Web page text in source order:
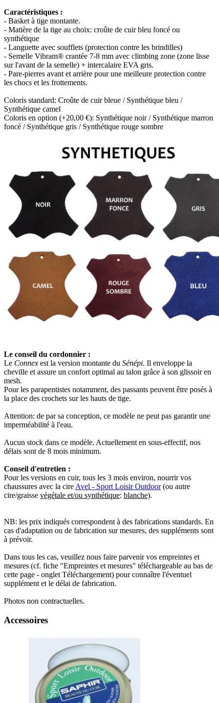
Caractéristiques :
- Basket à tige montante.
- Matière de la tige au choix: croûte de cuir bleu foncé ou
synthétique
- Languette avec soufflets (protection contre les brindilles)
- Semelle Vibram® crantée 7-8 mm avec climbing zone (zone lisse
sur l'avant de la semelle) + intercalaire EVA gris.
- Pare-pierres avant et arrière pour une meilleure protection contre
les chocs et les frottements.
Coloris standard: Croûte de cuir bleue / Synthétique bleu /
Synthétique camel
Coloris en option (+20,00 €): Synthétique noir / Synthétique marron
foncé / Synthétique gris / Synthétique rouge sombre
Le conseil du cordonnier :
Le Connex est la version montante du Sénépi. Il enveloppe la
cheville et assure un confort optimal au talon grâce à son glissoir en
mesh.
Pour les parapentistes notamment, des passants peuvent être posés à
la place des crochets sur les hauts de tige.
Attention: de par sa conception, ce modèle ne peut pas garantir une
imperméabilité à l'eau.
Aucun stock dans ce modèle. Actuellement en sous-effectif, nos
délais sont de 8 mois minimum.
Conseil d'entretien :
Pour les versions en cuir, tous les 3 mois environ, nourrir vos
chaussures avec la cireAvel - Sport Loisir Outdoor(ou autre
cire/graisse végétale et/ou synthétique: blanche).
NB: les prix indiqués correspondent à des fabrications standards. En
cas d'adaptation ou de fabrication sur mesures, des suppléments sont
à prévoir.
Dans tous les cas, veuillez nous faire parvenir vos empreintes et
mesures (cf. fiche "Empreintes et mesures" téléchargeable au bas de
cette page - onglet Téléchargement) pour connaître l'éventuel
supplément et le délai de fabrication.
Photos non contractuelles.
Accessoires